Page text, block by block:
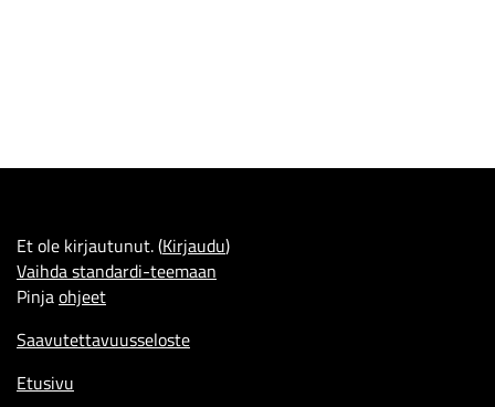
Et ole kirjautunut. (Kirjaudu)
Vaihda standardi-teemaan
Pinjaohjeet
Saavutettavuusseloste
Etusivu